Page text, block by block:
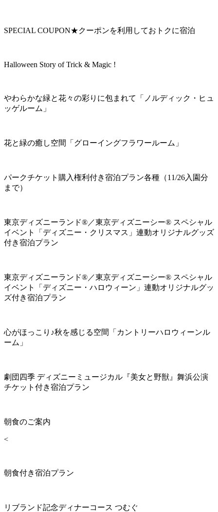
SPECIAL COUPON★クーポンを利用しておトクに宿泊
Halloween Story of Trick & Magic !
やわらかな緑と花々の彩りに包まれて「ノルディック・ヒュ
ッゲルーム」
花と緑の癒し空間「グローイングフラワールーム」
パークチケット購入権利付き宿泊プラン各種（11/26入園分
まで）
東京ディズニーランド®／東京ディズニーシー® スペシャル
イベント「ディズニー・クリスマス」連動オリジナルグッズ
付き宿泊プラン
東京ディズニーランド®／東京ディズニーシー® スペシャル
イベント「ディズニー・ハロウィーン」連動オリジナルグッ
ズ付き宿泊プラン
心がほっこり♪秋を感じる空間「カントリーハロウィーンル
ーム」
劇団四季 ディズニーミュージカル『美女と野獣』舞浜公演
チケット付き宿泊プラン
朝食のご案内
<
朝食付き宿泊プラン
リブランド記念ディナーコース つむぐ